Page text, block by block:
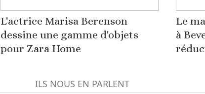
L'actrice Marisa Berenson
dessine une gamme d'objets
pour Zara Home
Le
à
ILS NOUS EN PARLENT